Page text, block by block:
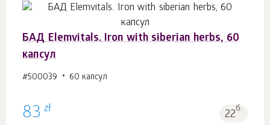
БАД Elemvitals. Iron with siberian herbs, 60
капсул
#500039 60 капсул
83 zł 22б.